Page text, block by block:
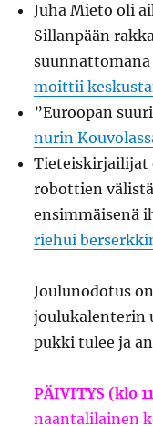
Juha Mieto oli
Sillanpään
suunnattomana
moittii
”Euroopan
nurin
Tieteiskirjailijat
robottien
ensimmäisenä
riehui
Joulunodotus
joulukalenterin
pukki tulee ja
PÄIVITYS (klo
naantalilainen